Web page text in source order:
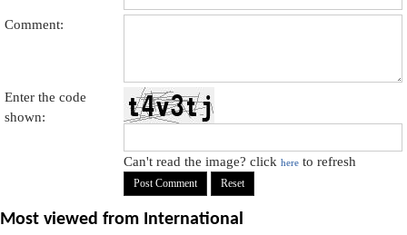
Comment:
Enter the code
shown:
Can't read the image? clickhere to refresh
Most viewed from International